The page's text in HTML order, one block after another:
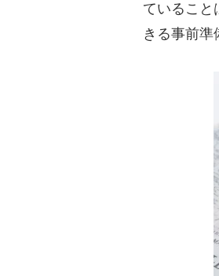
ていること
きる事前準